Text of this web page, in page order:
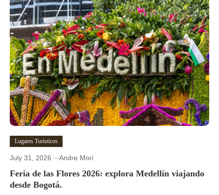
Lugares Turísticos
July 31, 2026 Andre Mori
Feria de las Flores 2026: explora Medellín viajando
desde Bogotá.